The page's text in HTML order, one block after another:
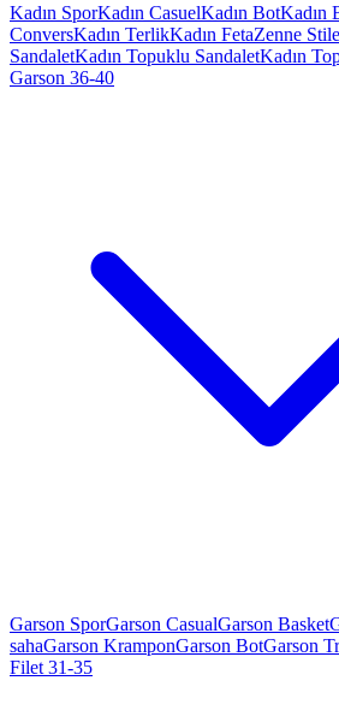
Kadın SporKadın CasuelKadın BotKadın
ConversKadın TerlikKadın FetaZenne
SandaletKadın Topuklu SandaletKadın
Garson 36-40
Garson SporGarson CasualGarson Basket
sahaGarson KramponGarson BotGarson
Filet 31-35